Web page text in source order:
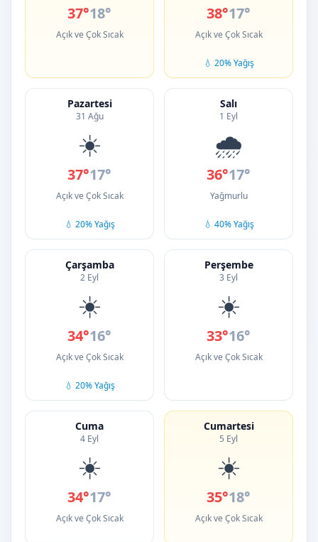
37°18°
Açık ve Çok Sıcak
38°17°
Açık ve Çok Sıcak
💧 20% Yağış
Pazartesi
31 Ağu
☀️
37°17°
Açık ve Çok Sıcak
💧 20% Yağış
Salı
1 Eyl
🌧️
36°17°
Yağmurlu
💧 40% Yağış
Çarşamba
2 Eyl
☀️
34°16°
Açık ve Çok Sıcak
💧 20% Yağış
Perşembe
3 Eyl
☀️
33°16°
Açık ve Çok Sıcak
Cuma
4 Eyl
☀️
34°17°
Açık ve Çok Sıcak
Cumartesi
5 Eyl
☀️
35°18°
Açık ve Çok Sıcak